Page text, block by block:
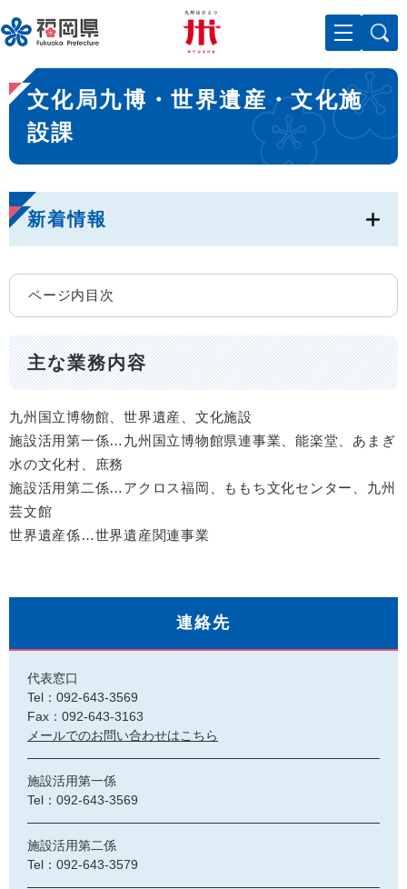
ー
ジ
先
頭
。
メニューを飛ばして本文へ
本
文
文化局九博・世界遺産・文化施
設課
新着情報
ページ内目次
主な業務内容
九州国立博物館、世界遺産、文化施設
施設活用第一係…九州国立博物館県連事業、能楽堂、あまぎ
水の文化村、庶務
施設活用第二係…アクロス福岡、ももち文化センター、九州
芸文館
世界遺産係…世界遺産関連事業
連絡先
代表窓口
Tel：092-643-3569
Fax：092-643-3163
メールでのお問い合わせはこちら
施設活用第一係
Tel：092-643-3569
施設活用第二係
Tel：092-643-3579